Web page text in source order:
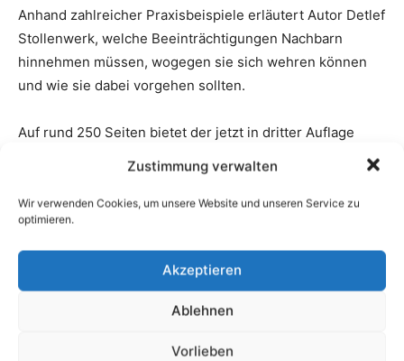
Zustimmung verwalten
Wir verwenden Cookies, um unsere Website und unseren Service zu
optimieren.
Akzeptieren
Ablehnen
Vorlieben